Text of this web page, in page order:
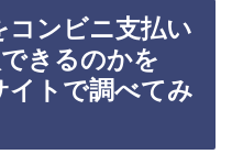
コンビニ支払い
きるのかを
イトで調べてみ